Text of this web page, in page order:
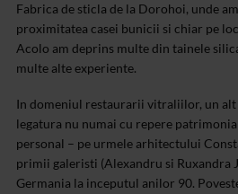
Fabrica de sticla de la Dorohoi, unde
proximitatea casei bunicii si chiar pe
Acolo am deprins multe din tainele
multe alte experiente.
In domeniul restaurarii vitraliilor, un alt
legatura nu numai cu repere
personal – pe urmele arhitectului
primii galeristi (Alexandru si Ruxandra
Germania la inceputul anilor 90.